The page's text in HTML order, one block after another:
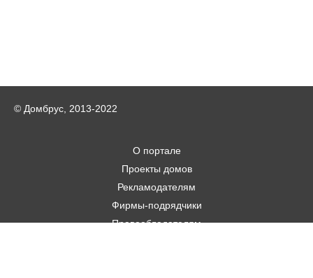
© Домбрус, 2013-2022
О портале
Проекты домов
Рекламодателям
Фирмы-подрядчики
Правообладателям